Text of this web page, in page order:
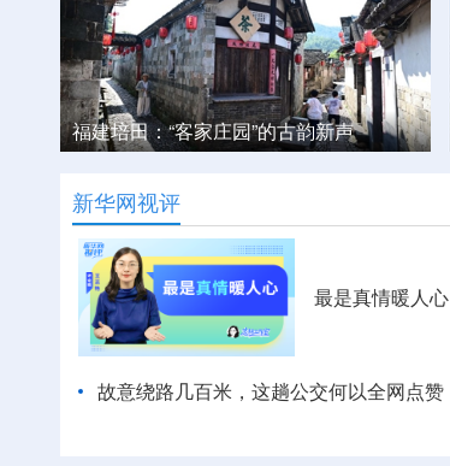
福建培田：“客家庄园”的古韵新声
新华网视评
最是真情暖人心
故意绕路几百米，这趟公交何以全网点赞